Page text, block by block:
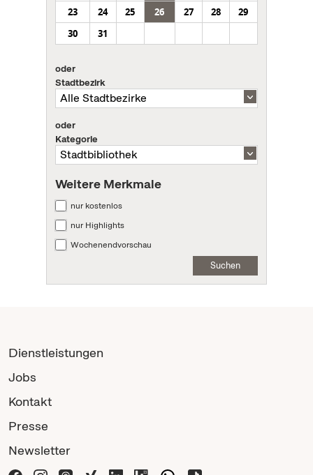
23
24 25 26 27 28
29
30
31
oder
Stadtbezirk
oder
Kategorie
Weitere Merkmale
nur kostenlos
nur Highlights
Wochenendvorschau
Suchen
Dienstleistungen
Jobs
Kontakt
Presse
Newsletter